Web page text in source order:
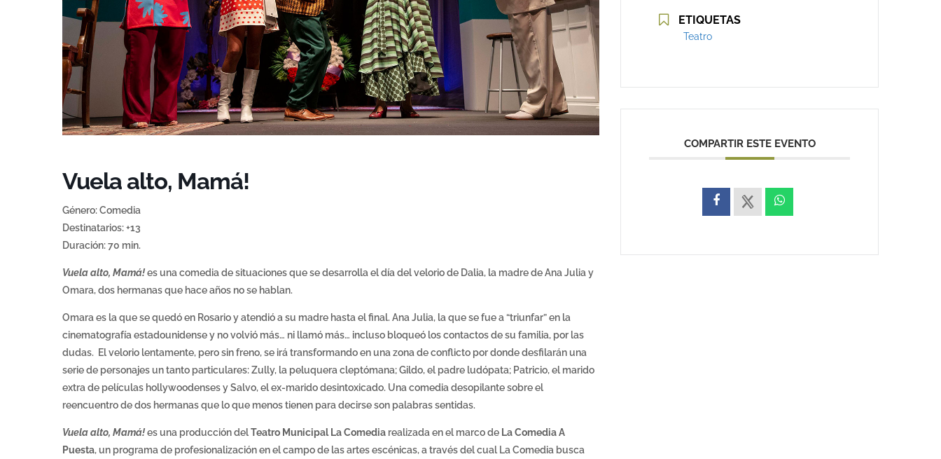
Vuela alto, Mamá!
Género: Comedia
Destinatarios: +13
Duración: 70 min.
Vuela alto, Mamá!es una comedia de situaciones que se desarrolla el día del velorio de Dalia, la madre de Ana Julia y
Omara, dos hermanas que hace años no se hablan.
Omara es la que se quedó en Rosario y atendió a su madre hasta el final. Ana Julia, la que se fue a “triunfar” en la
cinematografía estadounidense y no volvió más… ni llamó más… incluso bloqueó los contactos de su familia, por las
dudas. El velorio lentamente, pero sin freno, se irá transformando en una zona de conflicto por donde desfilarán una
serie de personajes un tanto particulares: Zully, la peluquera cleptómana; Gildo, el padre ludópata; Patricio, el marido
extra de películas hollywoodenses y Salvo, el ex-marido desintoxicado. Una comedia desopilante sobre el
reencuentro de dos hermanas que lo que menos tienen para decirse son palabras sentidas.
Vuela alto, Mamá!es una producción delTeatro Municipal La Comedia realizada en el marco de La Comedia A
Puesta, un programa de profesionalización en el campo de las artes escénicas, a través del cual La Comedia busca
ETIQUETAS
Teatro
COMPARTIR ESTE EVENTO